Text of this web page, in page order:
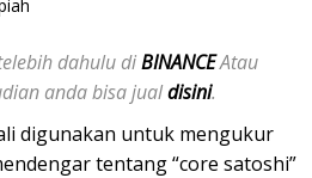
dahulu diBINANCEAtau
anda bisa jualdisini.
digunakan untuk mengukur
tentang “core satoshi”